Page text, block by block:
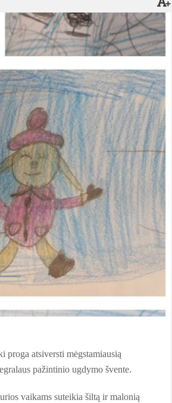
atsiversti mėgstamiausią
pažintinio ugdymo švente.
vaikams suteikia šiltą ir malonią